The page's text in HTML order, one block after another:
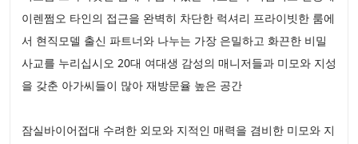
이렌쩜오 타인의 접근을 완벽히 차단한 럭셔리 프라이빗한 룸에
서 현직모델 출신 파트너와 나누는 가장 은밀하고 화끈한 비밀
사교를 누리십시오 20대 여대생 감성의 매니저들과 미모와 지성
을 갖춘 아가씨들이 많아 재방문율 높은 공간
잠실바이어접대 수려한 외모와 지적인 매력을 겸비한 미모와 지